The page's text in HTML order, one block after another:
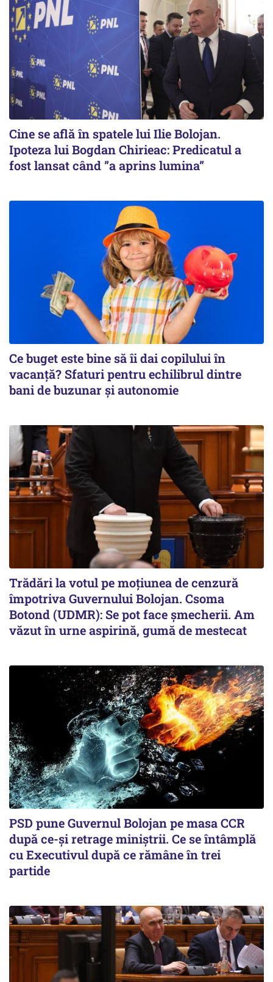
Cine se află în spatele lui Ilie Bolojan.
Ipoteza lui Bogdan Chirieac: Predicatul a
fost lansat când ”a aprins lumina”
Ce buget este bine să îi dai copilului în
vacanță? Sfaturi pentru echilibrul dintre
bani de buzunar și autonomie
Trădări la votul pe moțiunea de cenzură
împotriva Guvernului Bolojan. Csoma
Botond (UDMR): Se pot face șmecherii. Am
văzut în urne aspirină, gumă de mestecat
PSD pune Guvernul Bolojan pe masa CCR
după ce-și retrage miniștrii. Ce se întâmplă
cu Executivul după ce rămâne în trei
partide